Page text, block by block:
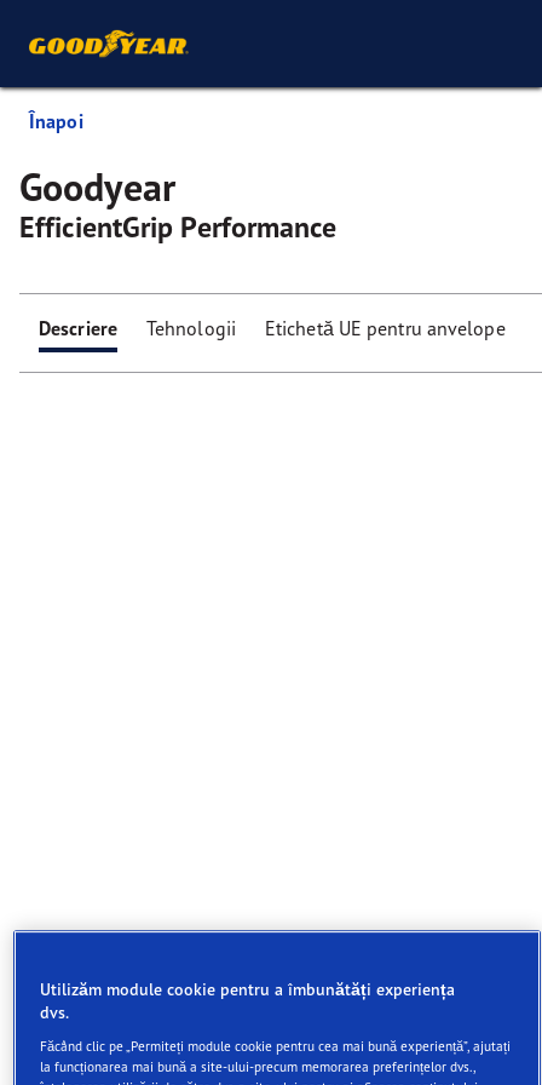
Înapoi
Goodyear
EfficientGrip Performance
Descriere Tehnologii Etichetă UE pentru anvelope
scurte de frânare pe drumuri ude
Aderenţă clasa A* pe carosabil ud
Utilizăm module cookie pentru a îmbunătăți experiența
dvs.
Făcând clic pe „Permiteți module cookie pentru cea mai bună experiență”, ajutați
la funcționarea mai bună a site-ului-precum memorarea preferințelor dvs.,